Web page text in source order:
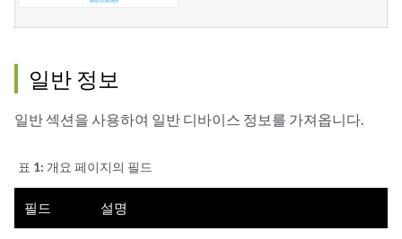
일반 정보
일반 섹션을 사용하여 일반 디바이스 정보를 가져옵니다.
표 1: 개요 페이지의 필드
필드 설명